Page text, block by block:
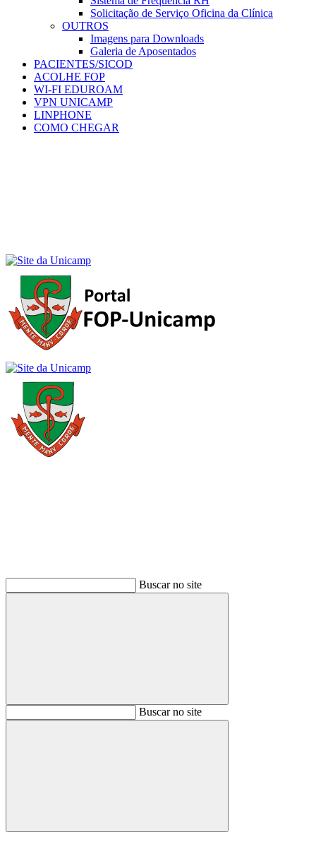
Solicitação de Serviço Oficina da Clínica
OUTROS
Imagens para Downloads
Galeria de Aposentados
PACIENTES/SICOD
ACOLHE FOP
WI-FI EDUROAM
VPN UNICAMP
LINPHONE
COMO CHEGAR
Buscar no site
BuscarBuscar no site
Buscar